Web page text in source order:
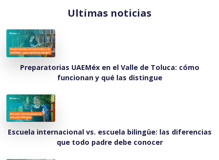
Ultimas noticias
Preparatorias UAEMéx en el Valle de Toluca: cómo
funcionan y qué las distingue
Escuela internacional vs. escuela bilingüe: las diferencias
que todo padre debe conocer